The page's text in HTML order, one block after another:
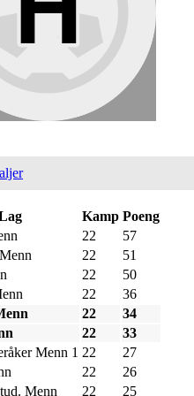
Kamp Poeng
22
57
22
51
22
50
22
36
22
34
22
33
Menn 1 22
27
22
26
Menn
22 25